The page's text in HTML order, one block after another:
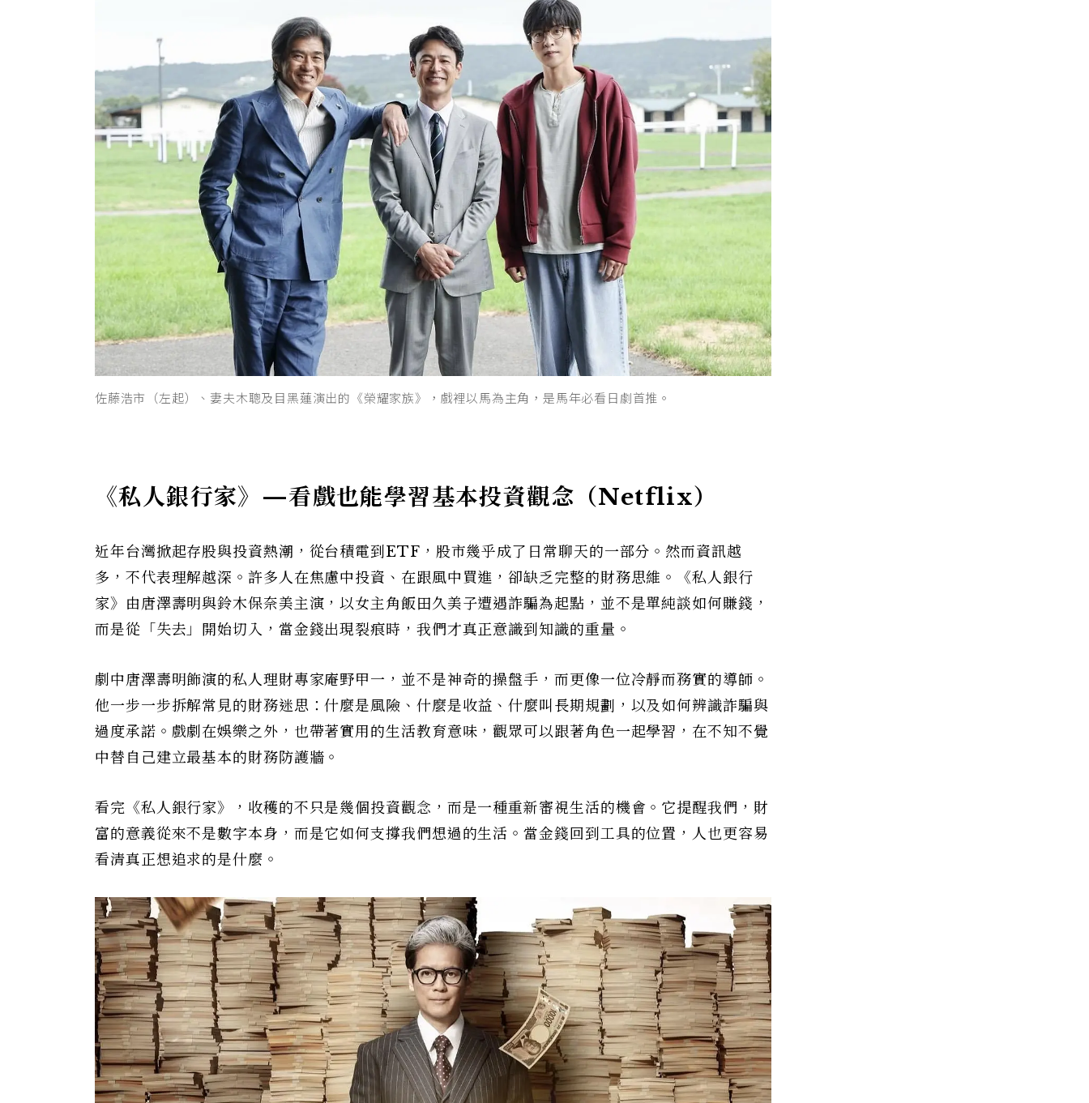
佐藤浩市（左起）、妻夫木聰及目黑蓮演出的《榮耀家族》，戲裡以馬為主角，是馬年必看日劇首推。
《私人銀行家》—看戲也能學習基本投資觀念（Netflix）
近年台灣掀起存股與投資熱潮，從台積電到ETF，股市幾乎成了日常聊天的一部分。然而資訊越
多，不代表理解越深。許多人在焦慮中投資、在跟風中買進，卻缺乏完整的財務思維。《私人銀行
家》由唐澤壽明與鈴木保奈美主演，以女主角飯田久美子遭遇詐騙為起點，並不是單純談如何賺錢，
而是從「失去」開始切入，當金錢出現裂痕時，我們才真正意識到知識的重量。
劇中唐澤壽明飾演的私人理財專家庵野甲一，並不是神奇的操盤手，而更像一位冷靜而務實的導師。
他一步一步拆解常見的財務迷思：什麼是風險、什麼是收益、什麼叫長期規劃，以及如何辨識詐騙與
過度承諾。戲劇在娛樂之外，也帶著實用的生活教育意味，觀眾可以跟著角色一起學習，在不知不覺
中替自己建立最基本的財務防護牆。
看完《私人銀行家》，收穫的不只是幾個投資觀念，而是一種重新審視生活的機會。它提醒我們，財
富的意義從來不是數字本身，而是它如何支撐我們想過的生活。當金錢回到工具的位置，人也更容易
看清真正想追求的是什麼。